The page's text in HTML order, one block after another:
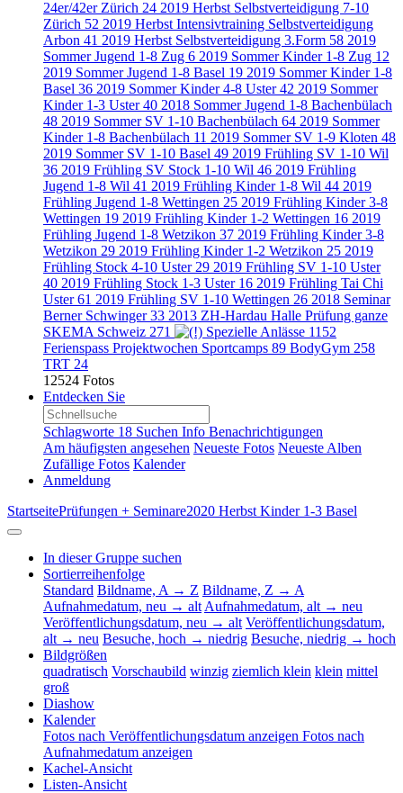
24er/42er Zürich 24 2019 Herbst Selbstverteidigung 7-10
Zürich 52 2019 Herbst Intensivtraining Selbstverteidigung
Arbon 41 2019 Herbst Selbstverteidigung 3.Form 58 2019
Sommer Jugend 1-8 Zug 6 2019 Sommer Kinder 1-8 Zug 12
2019 Sommer Jugend 1-8 Basel 19 2019 Sommer Kinder 1-8
Basel 36 2019 Sommer Kinder 4-8 Uster42 2019 Sommer
Kinder 1-3 Uster40 2018 Sommer Jugend 1-8 Bachenbülach
48 2019 Sommer SV 1-10 Bachenbülach 64 2019 Sommer
Kinder 1-8 Bachenbülach 11 2019 Sommer SV 1-9 Kloten 48
2019 Sommer SV 1-10 Basel 49 2019 Frühling SV 1-10 Wil
36 2019 Frühling SV Stock 1-10 Wil 46 2019 Frühling
Jugend 1-8 Wil 41 2019 Frühling Kinder 1-8 Wil 44 2019
Frühling Jugend 1-8 Wettingen 25 2019 Frühling Kinder 3-8
Wettingen 19 2019 Frühling Kinder 1-2 Wettingen 16 2019
Frühling Jugend 1-8 Wetzikon 37 2019 Frühling Kinder 3-8
Wetzikon 29 2019 Frühling Kinder 1-2 Wetzikon 25 2019
Frühling Stock 4-10 Uster 29 2019 Frühling SV 1-10 Uster
40 2019 Frühling Stock 1-3 Uster 16 2019 Frühling Tai Chi
Uster61 2019 Frühling SV 1-10 Wettingen 26 2018 Seminar
Berner Schwinger33 2013 ZH-Hardau Halle Prüfung ganze
SKEMA Schweiz 271 Spezielle Anlässe 1152
Ferienspass Projektwochen Sportcamps 89 BodyGym 258
TRT 24
12524 Fotos
Entdecken Sie
Schlagworte 18 Suchen Info Benachrichtigungen
Am häufigsten angesehen Neueste Fotos Neueste Alben
Zufällige Fotos Kalender
Anmeldung
StartseitePrüfungen + Seminare2020 Herbst Kinder 1-3 Basel
In dieser Gruppe suchen
Sortierreihenfolge
Standard Bildname, A → Z Bildname, Z → A
Aufnahmedatum, neu → alt Aufnahmedatum, alt → neu
Veröffentlichungsdatum, neu → alt Veröffentlichungsdatum,
alt → neu Besuche, hoch → niedrig Besuche, niedrig → hoch
Bildgrößen
quadratisch Vorschaubild winzig ziemlich klein klein mittel
groß
Diashow
Kalender
Fotos nach Veröffentlichungsdatum anzeigen Fotos nach
Aufnahmedatum anzeigen
Kachel-Ansicht
Listen-Ansicht